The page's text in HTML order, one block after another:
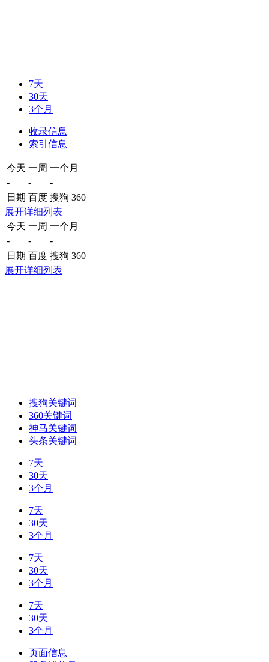
7天
30天
3个月
收录信息
索引信息
今天 一周 一个月
-
-
-
日期 百度 搜狗 360
展开详细列表
今天 一周 一个月
-
-
-
日期 百度 搜狗 360
展开详细列表
搜狗关键词
360关键词
神马关键词
头条关键词
7天
30天
3个月
7天
30天
3个月
7天
30天
3个月
7天
30天
3个月
页面信息